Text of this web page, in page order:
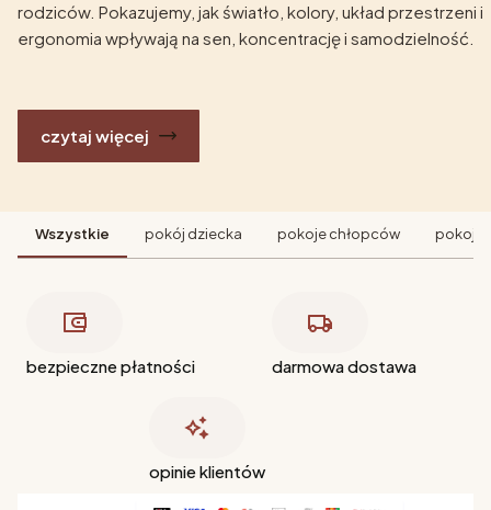
rodziców. Pokazujemy, jak światło, kolory, układ przestrzeni i
ergonomia wpływają na sen, koncentrację i samodzielność.
czytaj więcej
Wszystkie pokój dziecka pokoje chłopców pokoje
bezpieczne płatności darmowa dostawa
opinie klientów